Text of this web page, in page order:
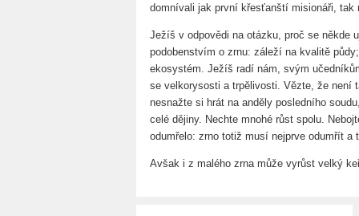
domnívali jak první křesťanští misionáři, tak
Ježíš v odpovědi na otázku, proč se někde
podobenstvím o zrnu: záleží na kvalitě
ekosystém. Ježíš radí nám, svým
se velkorysosti a trpělivosti. Vězte, že není
nesnažte si hrát na anděly posledního
celé dějiny. Nechte mnohé růst spolu.
odumřelo: zrno totiž musí nejprve odumřít a
Avšak i z malého zrna může vyrůst velký